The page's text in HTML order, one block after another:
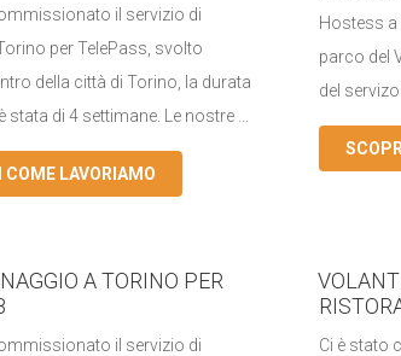
il servizio di
per TelePass, svolto
della città di Torino, la durata
stata di 4 settimane. Le nostre ...
COME LAVORIAMO
Hostess a
parco del
del servizo
A TORINO PER
il servizio di
Ci è stato